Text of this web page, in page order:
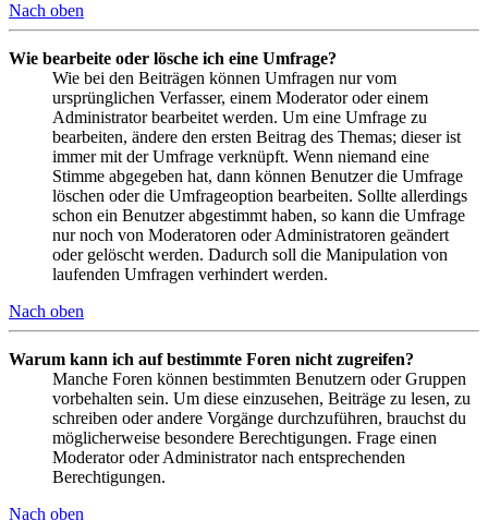
Nach oben
Wie bearbeite oder lösche ich eine Umfrage?
Wie bei den Beiträgen können Umfragen nur vom
ursprünglichen Verfasser, einem Moderator oder einem
Administrator bearbeitet werden. Um eine Umfrage zu
bearbeiten, ändere den ersten Beitrag des Themas; dieser ist
immer mit der Umfrage verknüpft. Wenn niemand eine
Stimme abgegeben hat, dann können Benutzer die Umfrage
löschen oder die Umfrageoption bearbeiten. Sollte allerdings
schon ein Benutzer abgestimmt haben, so kann die Umfrage
nur noch von Moderatoren oder Administratoren geändert
oder gelöscht werden. Dadurch soll die Manipulation von
laufenden Umfragen verhindert werden.
Nach oben
Warum kann ich auf bestimmte Foren nicht zugreifen?
Manche Foren können bestimmten Benutzern oder Gruppen
vorbehalten sein. Um diese einzusehen, Beiträge zu lesen, zu
schreiben oder andere Vorgänge durchzuführen, brauchst du
möglicherweise besondere Berechtigungen. Frage einen
Moderator oder Administrator nach entsprechenden
Berechtigungen.
Nach oben